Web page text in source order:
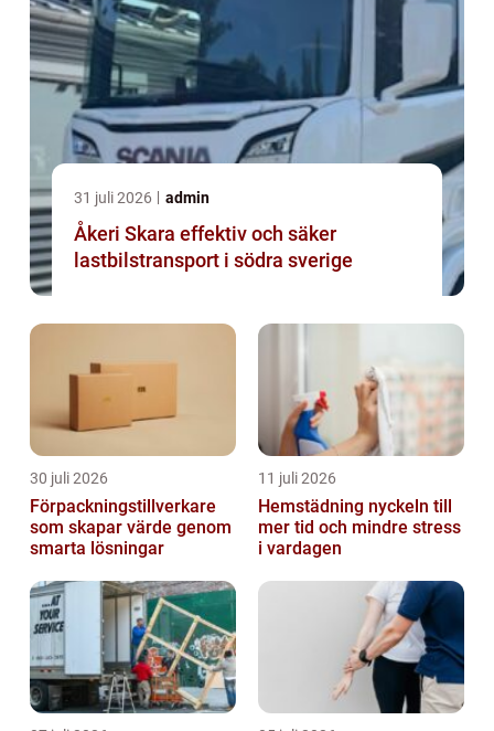
31 juli 2026 admin
Åkeri Skara effektiv och säker
lastbilstransport i södra sverige
30 juli 2026
Förpackningstillverkare
som skapar värde genom
smarta lösningar
11 juli 2026
Hemstädning nyckeln till
mer tid och mindre stress
i vardagen